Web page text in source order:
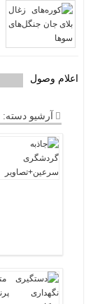
اعلام وصول
آرشیو دسته: